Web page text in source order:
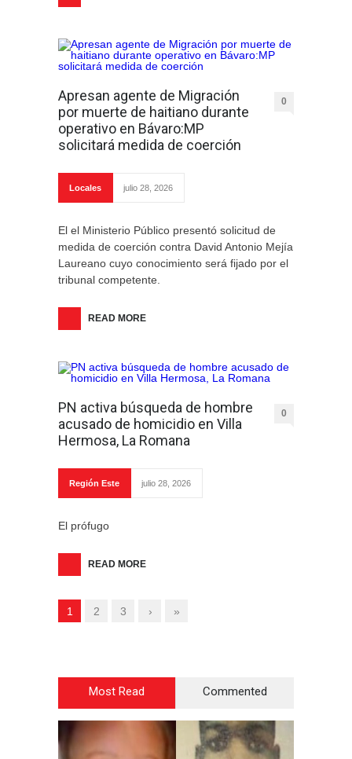
Apresan agente de Migración
por muerte de haitiano durante
operativo en Bávaro:MP
solicitará medida de coerción
0
Locales julio 28, 2026
El el Ministerio Público presentó solicitud de
medida de coerción contra David Antonio Mejía
Laureano cuyo conocimiento será fijado por el
tribunal competente.
READ MORE
PN activa búsqueda de hombre
acusado de homicidio en Villa
Hermosa, La Romana
0
Región Este julio 28, 2026
El prófugo
READ MORE
1 2 3 › »
Most Read Commented